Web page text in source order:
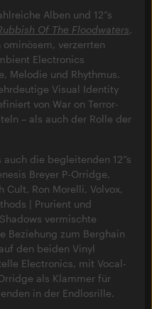
Alben und 12”s
Of The Floodwaters,
verzerrten
Electronics
Melodie und Rhythmus.
Visual Identity
von War on Terror-
– als auch der Rolle der
auch die begleitenden 12”s
Breyer P-Orridge,
Cult, Ron Morelli, Volvox,
| Prurient und
vermischte
Beziehung zum Berghain
den beiden Vinyl
Electronics, mit Vocal-
als Klammer für
in der Endlosrille.